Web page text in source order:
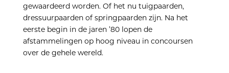
gewaardeerd worden. Of het nu tuigpaarden,
dressuurpaarden of springpaarden zijn. Na het
eerste begin in de jaren ’80 lopen de
afstammelingen op hoog niveau in concoursen
over de gehele wereld.